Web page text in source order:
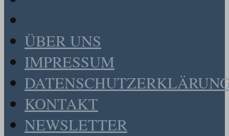
ÜBER UNS
IMPRESSUM
KONTAKT
NEWSLETTER